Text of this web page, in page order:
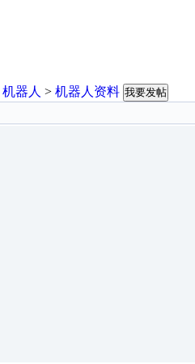
机器人 > 机器人资料 我要发帖